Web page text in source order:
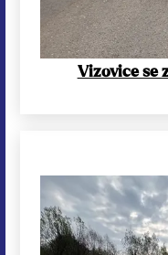
Vizovice se